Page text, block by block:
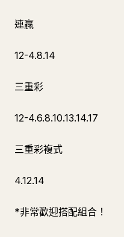
連贏
12-4.8.14
三重彩
12-4.6.8.10.13.14.17
三重彩複式
4.12.14
*非常歡迎搭配組合！